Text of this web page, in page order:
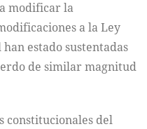
modificar la
a la Ley
estado sustentadas
de similar magnitud
constitucionales del